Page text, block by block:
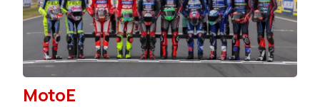
MotoE